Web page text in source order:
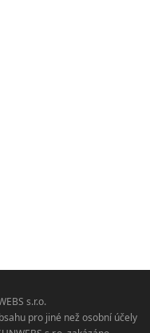
s.r.o.
pro jiné než osobní účely